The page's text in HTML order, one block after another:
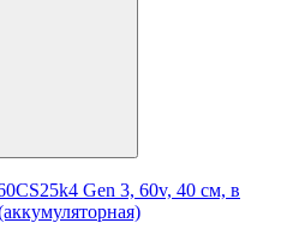
Gen 3, 60v, 40 см, в